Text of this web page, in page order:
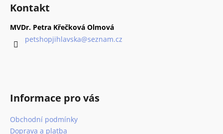
a
c
í
Kontakt
MVDr. Petra Křečková Olmová
petshopjihlavska@seznam.cz
Informace pro vás
Obchodní podmínky
Doprava a platba